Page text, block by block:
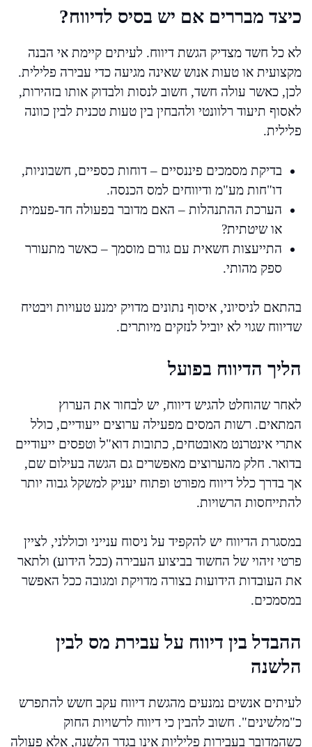
כיצד מבררים אם יש בסיס לדיווח?
לא כל חשד מצדיק הגשת דיווח. לעיתים קיימת אי הבנה
מקצועית או טעות אנוש שאינה מגיעה כדי עבירה פלילית.
לכן, כאשר עולה חשד, חשוב לנסות ולבדוק אותו בזהירות,
לאסוף תיעוד רלוונטי ולהבחין בין טעות טכנית לבין כוונה
פלילית.
בדיקת מסמכים פיננסיים – דוחות כספיים, חשבוניות,
דו"חות מע"מ ודיווחים למס הכנסה.
הערכת ההתנהלות – האם מדובר בפעולה חד-פעמית
או שיטתית?
התייעצות חשאית עם גורם מוסמך – כאשר מתעורר
ספק מהותי.
בהתאם לניסיוני, איסוף נתונים מדויק ימנע טעויות ויבטיח
שדיווח שגוי לא יוביל לנזקים מיותרים.
הליך הדיווח בפועל
לאחר שהוחלט להגיש דיווח, יש לבחור את הערוץ
המתאים. רשות המסים מפעילה ערוצים ייעודיים, כולל
אתרי אינטרנט מאובטחים, כתובות דוא"ל וטפסים ייעודיים
בדואר. חלק מהערוצים מאפשרים גם הגשה בעילום שם,
אך בדרך כלל דיווח מפורט ופתוח יעניק למשקל גבוה יותר
להתייחסות הרשויות.
במסגרת הדיווח יש להקפיד על ניסוח ענייני וכוללני, לציין
פרטי זיהוי של החשוד בביצוע העבירה (ככל הידוע) ולתאר
את העובדות הידועות בצורה מדויקת ומגובה ככל האפשר
במסמכים.
ההבדל בין דיווח על עבירת מס לבין
הלשנה
לעיתים אנשים נמנעים מהגשת דיווח עקב חשש להתפרש
כ"מלשינים". חשוב להבין כי דיווח לרשויות החוק
כשהמדובר בעבירות פליליות אינו בגדר הלשנה, אלא פעולה